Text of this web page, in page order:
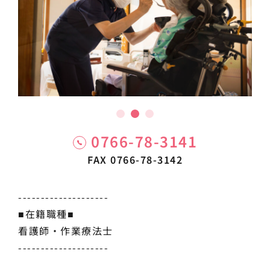
0766-78-3141
FAX 0766-78-3142
--------------------
■在籍職種■
看護師・作業療法士
--------------------